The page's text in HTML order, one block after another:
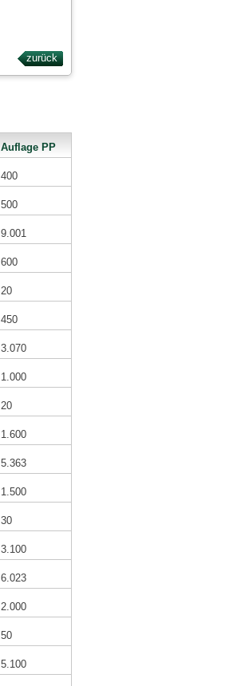
zurück
Auflage PP
400
500
9.001
600
20
450
3.070
1.000
20
1.600
5.363
1.500
30
3.100
6.023
2.000
50
5.100